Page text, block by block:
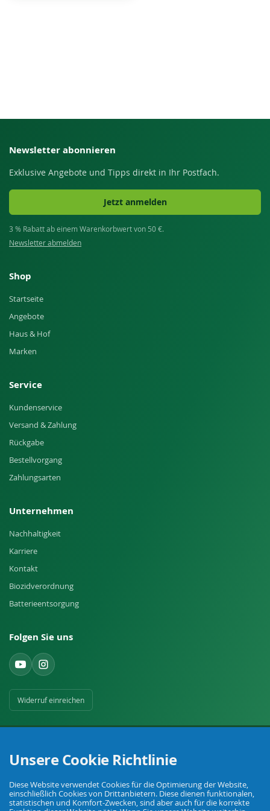
Newsletter abonnieren
Exklusive Angebote und Tipps direkt in Ihr Postfach.
Jetzt anmelden
3 % Rabatt ab einem Warenkorbwert von 50 €.
Newsletter abmelden
Shop
Startseite
Angebote
Haus & Hof
Marken
Service
Kundenservice
Versand & Zahlung
Rückgabe
Bestellvorgang
Zahlungsarten
Unternehmen
Nachhaltigkeit
Karriere
Kontakt
Biozidverordnung
Batterieentsorgung
Folgen Sie uns
Widerruf einreichen
Ihr Fachhandel für Landwirtschaft, Viehhaltung, Haus, Hof und Garten.
Unsere Cookie Richtlinie
Diese Website verwendet Cookies für die Optimierung der Website,
einschließlich Cookies von Drittanbietern. Diese dienen funktionalen,
statistischen und Komfort-Zwecken, sind aber auch für die korrekte